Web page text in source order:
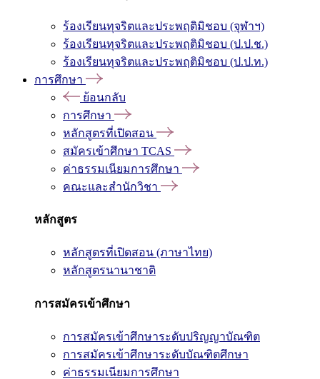
ร้องเรียนทุจริตและประพฤติมิชอบ (จุฬาฯ)
ร้องเรียนทุจริตและประพฤติมิชอบ (ป.ป.ช.)
ร้องเรียนทุจริตและประพฤติมิชอบ (ป.ป.ท.)
การศึกษา
ย้อนกลับ
การศึกษา
หลักสูตรที่เปิดสอน
สมัครเข้าศึกษา TCAS
ค่าธรรมเนียมการศึกษา
คณะและสำนักวิชา
หลักสูตร
หลักสูตรที่เปิดสอน (ภาษาไทย)
หลักสูตรนานาชาติ
การสมัครเข้าศึกษา
การสมัครเข้าศึกษาระดับปริญญาบัณฑิต
การสมัครเข้าศึกษาระดับบัณฑิตศึกษา
ค่าธรรมเนียมการศึกษา